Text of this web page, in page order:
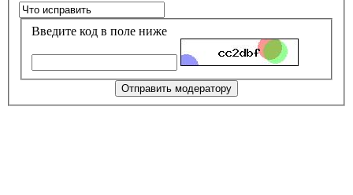
Введите код в поле ниже
Отправить модератору